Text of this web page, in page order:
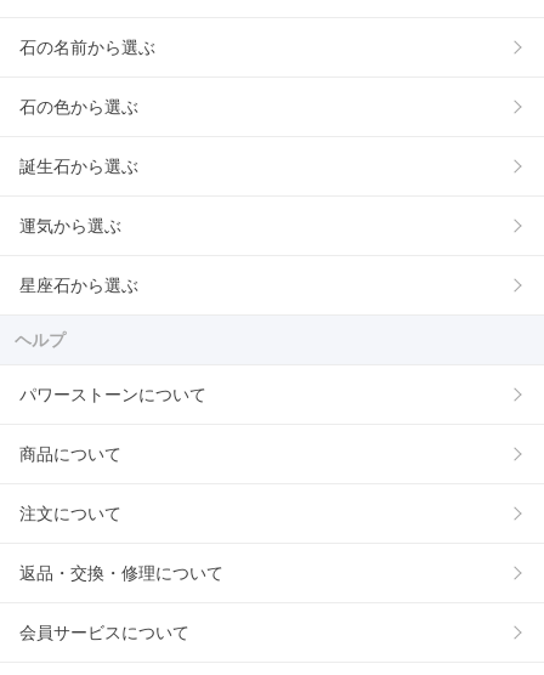
石の名前から選ぶ
石の色から選ぶ
誕生石から選ぶ
運気から選ぶ
星座石から選ぶ
ヘルプ
パワーストーンについて
商品について
注文について
返品・交換・修理について
会員サービスについて